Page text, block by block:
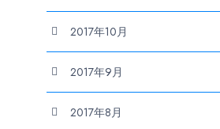
2017年10月
2017年9月
2017年8月